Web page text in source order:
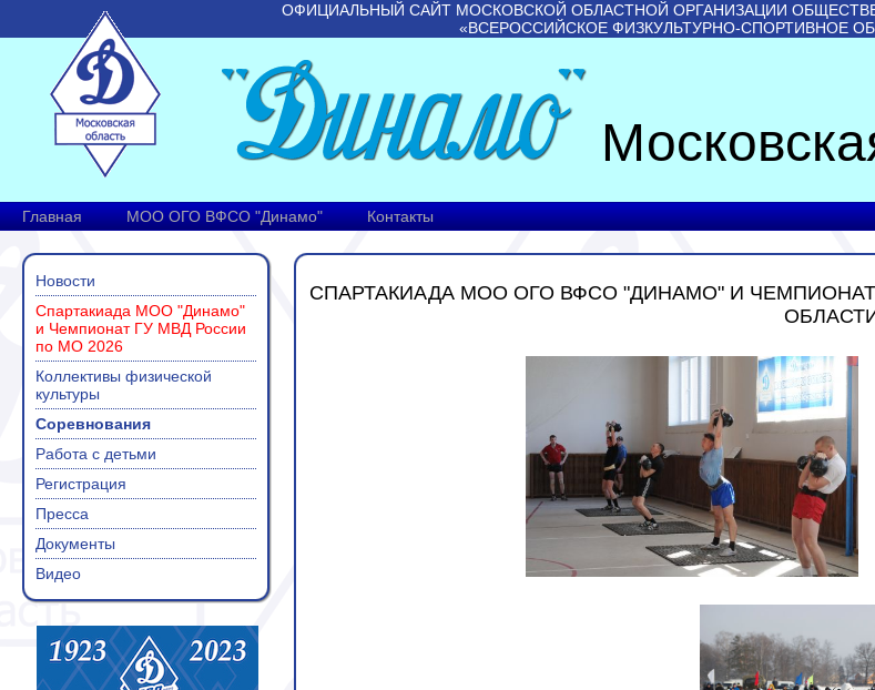
ОФИЦИАЛЬНЫЙ САЙТ МОСКОВСКОЙ ОБЛАСТНОЙ ОРГАНИЗАЦИИ
«ВСЕРОССИЙСКОЕ ФИЗКУЛЬТУРНО-СПОРТИВНОЕ
Главная МОО ОГО ВФСО "Динамо" Контакты
Новости
Спартакиада МОО "Динамо"
и Чемпионат ГУ МВД России
по МО 2026
Коллективы физической
культуры
Соревнования
Работа с детьми
Регистрация
Пресса
Документы
Видео
СПАРТАКИАДА МОО ОГО ВФСО "ДИНАМО" И
ОБЛАСТИ